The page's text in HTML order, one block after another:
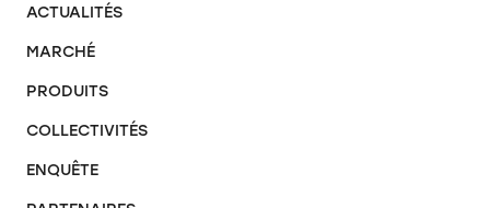
ACTUALITÉS
MARCHÉ
PRODUITS
COLLECTIVITÉS
ENQUÊTE